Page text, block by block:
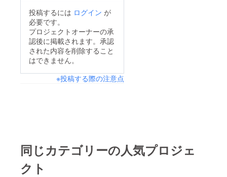
投稿するには ログイン が
必要です。
プロジェクトオーナーの承
認後に掲載されます。承認
された内容を削除すること
はできません。
※投稿する際の注意点
同じカテゴリーの人気プロジェ
クト